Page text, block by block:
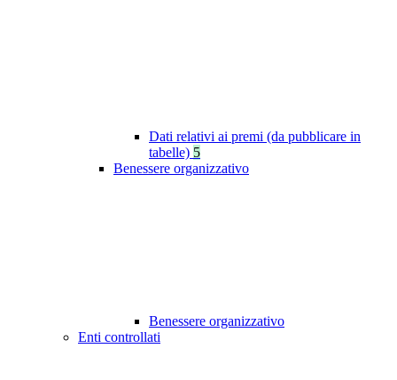
Dati relativi ai premi (da pubblicare in
tabelle) 5
Benessere organizzativo
Benessere organizzativo
Enti controllati